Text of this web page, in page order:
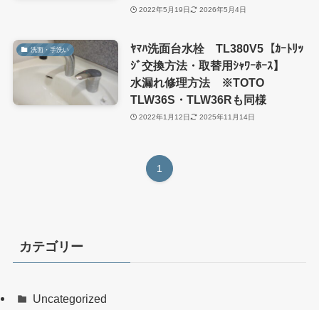
2022年5月19日 2026年5月4日
洗面・手洗い
ﾔﾏﾊ洗面台水栓 TL380V5【ｶｰﾄﾘｯ
ｼﾞ交換方法・取替用ｼｬﾜｰﾎｰｽ】
水漏れ修理方法 ※TOTO
TLW36S・TLW36Rも同様
2022年1月12日 2025年11月14日
1
カテゴリー
Uncategorized